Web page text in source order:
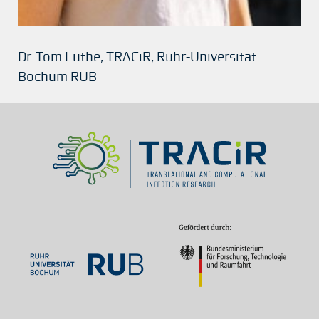
Dr. Tom Luthe, TRACiR, Ruhr-Universität
Bochum RUB